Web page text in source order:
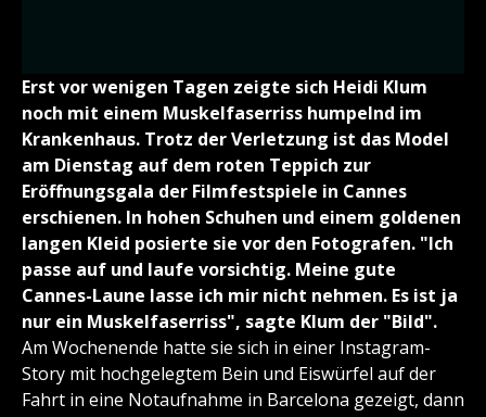
Erst vor wenigen Tagen zeigte sich Heidi Klum
noch mit einem Muskelfaserriss humpelnd im
Krankenhaus. Trotz der Verletzung ist das Model
am Dienstag auf dem roten Teppich zur
Eröffnungsgala der Filmfestspiele in Cannes
erschienen. In hohen Schuhen und einem goldenen
langen Kleid posierte sie vor den Fotografen. "Ich
passe auf und laufe vorsichtig. Meine gute
Cannes-Laune lasse ich mir nicht nehmen. Es ist ja
nur ein Muskelfaserriss", sagte Klum der "Bild".
Am Wochenende hatte sie sich in einer Instagram-
Story mit hochgelegtem Bein und Eiswürfel auf der
Fahrt in eine Notaufnahme in Barcelona gezeigt, dann